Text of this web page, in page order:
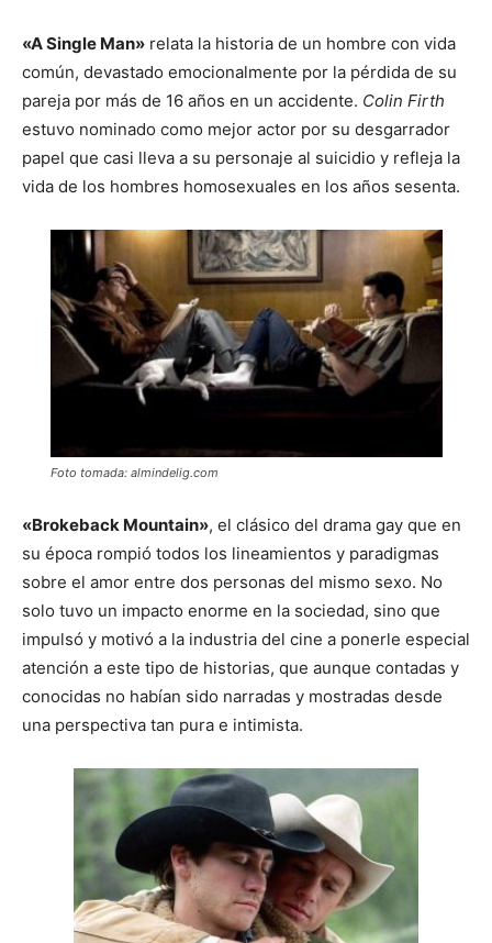
«A Single Man» relata la historia de un hombre con vida
común, devastado emocionalmente por la pérdida de su
pareja por más de 16 años en un accidente. Colin Firth
estuvo nominado como mejor actor por su desgarrador
papel que casi lleva a su personaje al suicidio y refleja la
vida de los hombres homosexuales en los años sesenta.
Foto tomada: almindelig.com
«Brokeback Mountain», el clásico del drama gay que en
su época rompió todos los lineamientos y paradigmas
sobre el amor entre dos personas del mismo sexo. No
solo tuvo un impacto enorme en la sociedad, sino que
impulsó y motivó a la industria del cine a ponerle especial
atención a este tipo de historias, que aunque contadas y
conocidas no habían sido narradas y mostradas desde
una perspectiva tan pura e intimista.